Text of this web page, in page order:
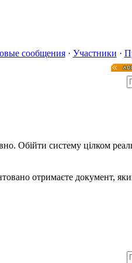
сообщения· Участники ·
Обійти систему цілком
отримаєте документ,